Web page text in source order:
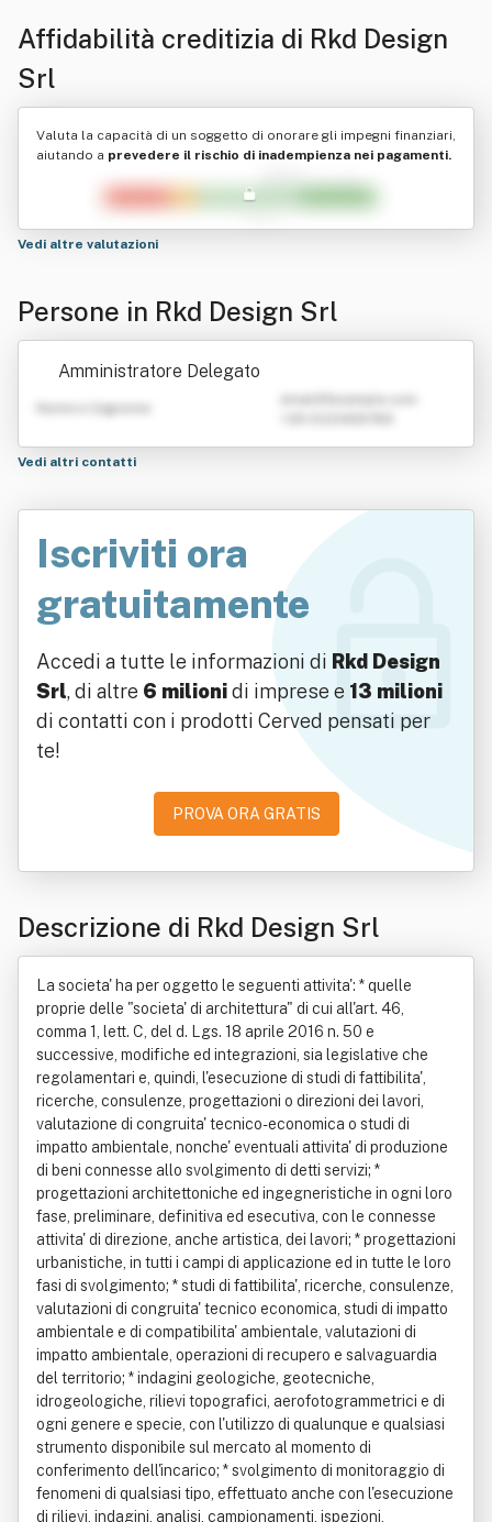
Affidabilità creditizia di Rkd Design
Srl
Valuta la capacità di un soggetto di onorare gli impegni finanziari,
aiutando a prevedere il rischio di inadempienza nei pagamenti.
Vedi altre valutazioni
Persone in Rkd Design Srl
Amministratore Delegato
Nome e Cognome
Vedi altri contatti
Iscriviti ora
gratuitamente
Accedi a tutte le informazioni di Rkd Design
Srl, di altre 6 milionidi imprese e 13 milioni
di contatti con i prodotti Cerved pensati per
te!
PROVA ORA GRATIS
Descrizione di Rkd Design Srl
La societa' ha per oggetto le seguenti attivita': * quelle
proprie delle "societa' di architettura" di cui all'art. 46,
comma 1, lett. C, del d. Lgs. 18 aprile 2016 n. 50 e
successive, modifiche ed integrazioni, sia legislative che
regolamentari e, quindi, l'esecuzione di studi di fattibilita',
ricerche, consulenze, progettazioni o direzioni dei lavori,
valutazione di congruita' tecnico-economica o studi di
impatto ambientale, nonche' eventuali attivita' di produzione
di beni connesse allo svolgimento di detti servizi; *
progettazioni architettoniche ed ingegneristiche in ogni loro
fase, preliminare, definitiva ed esecutiva, con le connesse
attivita' di direzione, anche artistica, dei lavori; * progettazioni
urbanistiche, in tutti i campi di applicazione ed in tutte le loro
fasi di svolgimento; * studi di fattibilita', ricerche, consulenze,
valutazioni di congruita' tecnico economica, studi di impatto
ambientale e di compatibilita' ambientale, valutazioni di
impatto ambientale, operazioni di recupero e salvaguardia
del territorio; * indagini geologiche, geotecniche,
idrogeologiche, rilievi topografici, aerofotogrammetrici e di
ogni genere e specie, con l'utilizzo di qualunque e qualsiasi
strumento disponibile sul mercato al momento di
conferimento dell'incarico; * svolgimento di monitoraggio di
fenomeni di qualsiasi tipo, effettuato anche con l'esecuzione
di rilievi, indagini, analisi, campionamenti, ispezioni,